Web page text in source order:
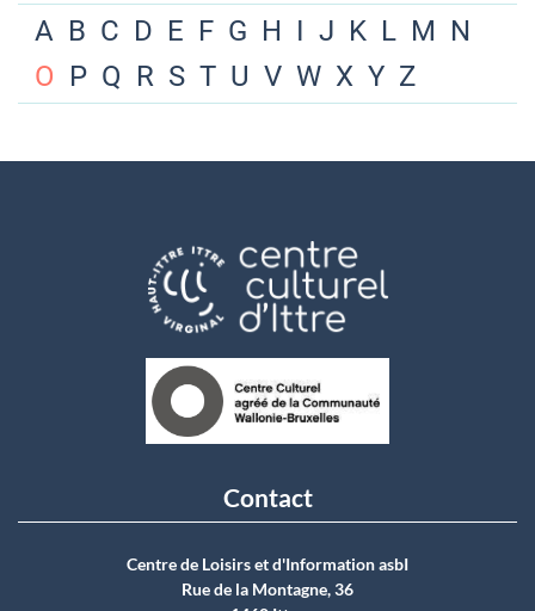
A B C D E F G H I J K L M N
O P Q R S T U V W X Y Z
Contact
Centre de Loisirs et d'Information asbI
Rue de la Montagne, 36